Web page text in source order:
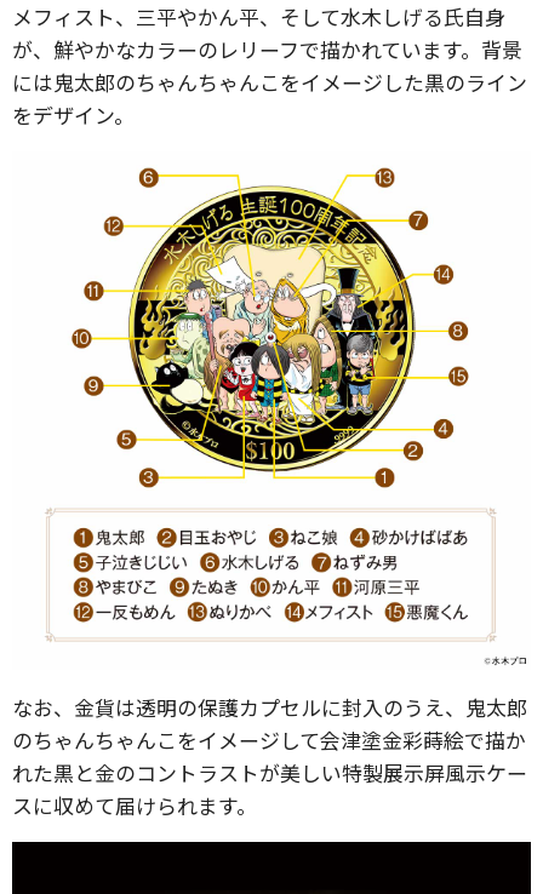
メフィスト、三平やかん平、そして水木しげる氏自身
が、鮮やかなカラーのレリーフで描かれています。背景
には鬼太郎のちゃんちゃんこをイメージした黒のライン
をデザイン。
なお、金貨は透明の保護カプセルに封入のうえ、鬼太郎
のちゃんちゃんこをイメージして会津塗金彩蒔絵で描か
れた黒と金のコントラストが美しい特製展示屏風示ケー
スに収めて届けられます。